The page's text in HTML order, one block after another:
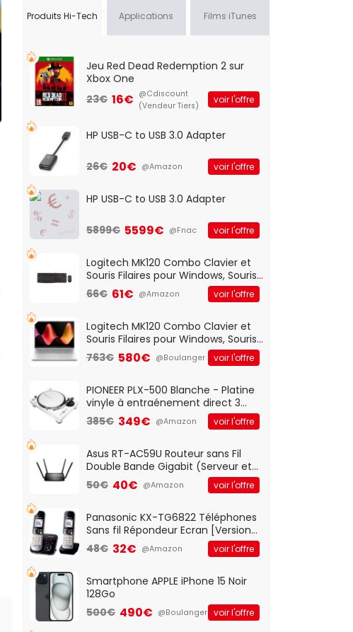
Produits Hi-Tech Applications Films iTunes
Jeu Red Dead Redemption 2 sur
Xbox One
23€ 16€ @Cdiscount
(Vendeur Tiers)
voir l'offre
HP USB-C to USB 3.0 Adapter
26€ 20€ @Amazon voir l'offre
HP USB-C to USB 3.0 Adapter
5899€ 5599€ @Fnac voir l'offre
Logitech MK120 Combo Clavier et
Souris Filaires pour Windows, Souris
Optique Filaire, Connexion USB Plug
And Play, Confortable, Taille
QWERTY UK - Noir
66€ 61€ @Amazon voir l'offre
Logitech MK120 Combo Clavier et
Souris Filaires pour Windows, Souris
Optique Filaire, Connexion USB Plug
And Play, Confortable, Taille
QWERTY UK - Noir
763€ 580€ @Boulanger voir l'offre
PIONEER PLX-500 Blanche - Platine
vinyle à entraénement direct 3
vitesses (33-45-78 trs/min) avec
pre-ampli intégré et port USB
385€ 349€ @Amazon voir l'offre
Asus RT-AC59U Routeur sans Fil
Double Bande Gigabit (Serveur et
Client VPN, Triple Vlan, Mode Point
d'accès et Bridge, contrôle
50€ 40€ @Amazon voir l'offre
Panasonic KX-TG6822 Téléphones
Sans fil Répondeur Ecran [Version
Française]
48€ 32€ @Amazon voir l'offre
Smartphone APPLE iPhone 15 Noir
128Go
500€ 490€ @Boulanger voir l'offre